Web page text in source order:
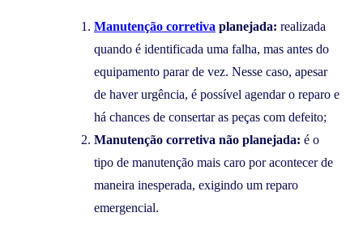
Manutenção corretiva planejada: realizada
quando é identificada uma falha, mas antes do
equipamento parar de vez. Nesse caso, apesar
de haver urgência, é possível agendar o reparo e
há chances de consertar as peças com defeito;
Manutenção corretiva não planejada: é o
tipo de manutenção mais caro por acontecer de
maneira inesperada, exigindo um reparo
emergencial.